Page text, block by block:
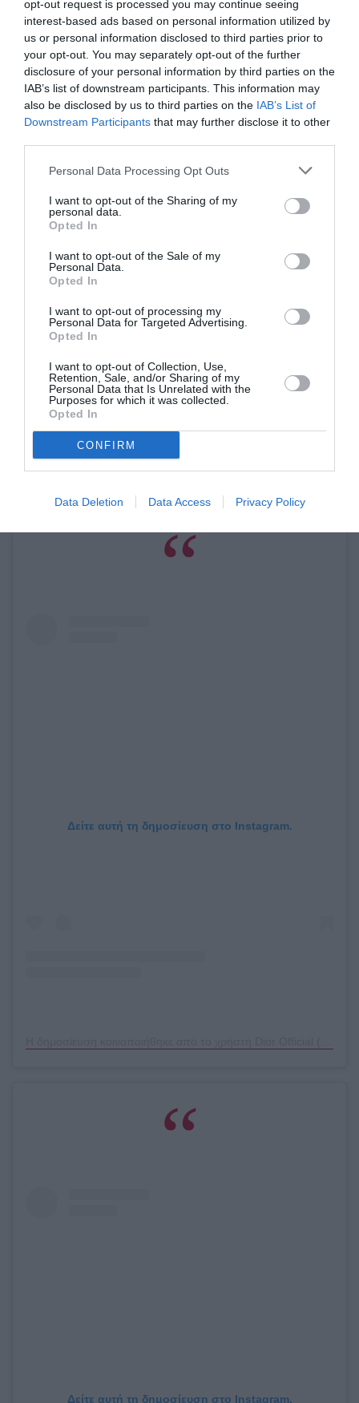
opt-out request is processed you may continue seeing
interest-based ads based on personal information utilized by
us or personal information disclosed to third parties prior to
your opt-out. You may separately opt-out of the further
disclosure of your personal information by third parties on the
IAB’s list of downstream participants. This information may
also be disclosed by us to third parties on the IAB’s List of
Downstream Participants that may further disclose it to other
Personal Data Processing Opt Outs
I want to opt-out of the Sharing of my
personal data.
Opted In
I want to opt-out of the Sale of my
Personal Data.
Opted In
I want to opt-out of processing my
Personal Data for Targeted Advertising.
Opted In
I want to opt-out of Collection, Use,
Retention, Sale, and/or Sharing of my
Personal Data that Is Unrelated with the
Purposes for which it was collected.
Opted In
CONFIRM
Data Deletion Data Access Privacy Policy
Δείτε αυτή τη δημοσίευση στο Instagram.
Η δημοσίευση κοινοποιήθηκε από το χρήστη Dior Official (@dior)
Δείτε αυτή τη δημοσίευση στο Instagram.
Δείτε αυτή τη δημοσίευση στο Instagram.